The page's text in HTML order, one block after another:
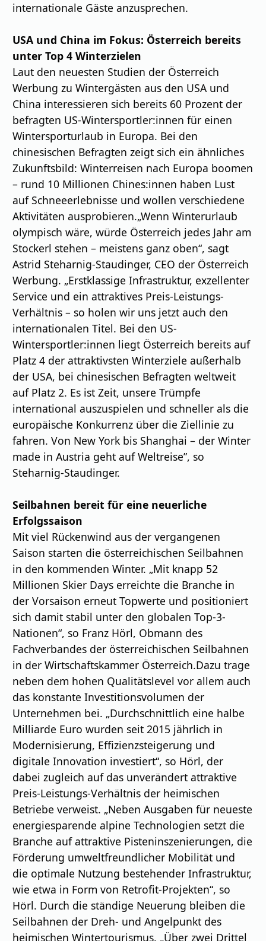
internationale Gäste anzusprechen.
USA und China im Fokus: Österreich bereits
unter Top 4 Winterzielen
Laut den neuesten Studien der Österreich
Werbung zu Wintergästen aus den USA und
China interessieren sich bereits 60 Prozent der
befragten US-Wintersportler:innen für einen
Wintersporturlaub in Europa. Bei den
chinesischen Befragten zeigt sich ein ähnliches
Zukunftsbild: Winterreisen nach Europa boomen
– rund 10 Millionen Chines:innen haben Lust
auf Schneeerlebnisse und wollen verschiedene
Aktivitäten ausprobieren.„Wenn Winterurlaub
olympisch wäre, würde Österreich jedes Jahr am
Stockerl stehen – meistens ganz oben“, sagt
Astrid Steharnig-Staudinger, CEO der Österreich
Werbung. „Erstklassige Infrastruktur, exzellenter
Service und ein attraktives Preis-Leistungs-
Verhältnis – so holen wir uns jetzt auch den
internationalen Titel. Bei den US-
Wintersportler:innen liegt Österreich bereits auf
Platz 4 der attraktivsten Winterziele außerhalb
der USA, bei chinesischen Befragten weltweit
auf Platz 2. Es ist Zeit, unsere Trümpfe
international auszuspielen und schneller als die
europäische Konkurrenz über die Ziellinie zu
fahren. Von New York bis Shanghai – der Winter
made in Austria geht auf Weltreise”, so
Steharnig-Staudinger.
Seilbahnen bereit für eine neuerliche
Erfolgssaison
Mit viel Rückenwind aus der vergangenen
Saison starten die österreichischen Seilbahnen
in den kommenden Winter. „Mit knapp 52
Millionen Skier Days erreichte die Branche in
der Vorsaison erneut Topwerte und positioniert
sich damit stabil unter den globalen Top-3-
Nationen“, so Franz Hörl, Obmann des
Fachverbandes der österreichischen Seilbahnen
in der Wirtschaftskammer Österreich.Dazu trage
neben dem hohen Qualitätslevel vor allem auch
das konstante Investitionsvolumen der
Unternehmen bei. „Durchschnittlich eine halbe
Milliarde Euro wurden seit 2015 jährlich in
Modernisierung, Effizienzsteigerung und
digitale Innovation investiert“, so Hörl, der
dabei zugleich auf das unverändert attraktive
Preis-Leistungs-Verhältnis der heimischen
Betriebe verweist. „Neben Ausgaben für neueste
energiesparende alpine Technologien setzt die
Branche auf attraktive Pisteninszenierungen, die
Förderung umweltfreundlicher Mobilität und
die optimale Nutzung bestehender Infrastruktur,
wie etwa in Form von Retrofit-Projekten“, so
Hörl. Durch die ständige Neuerung bleiben die
Seilbahnen der Dreh- und Angelpunkt des
heimischen Wintertourismus. „Über zwei Drittel